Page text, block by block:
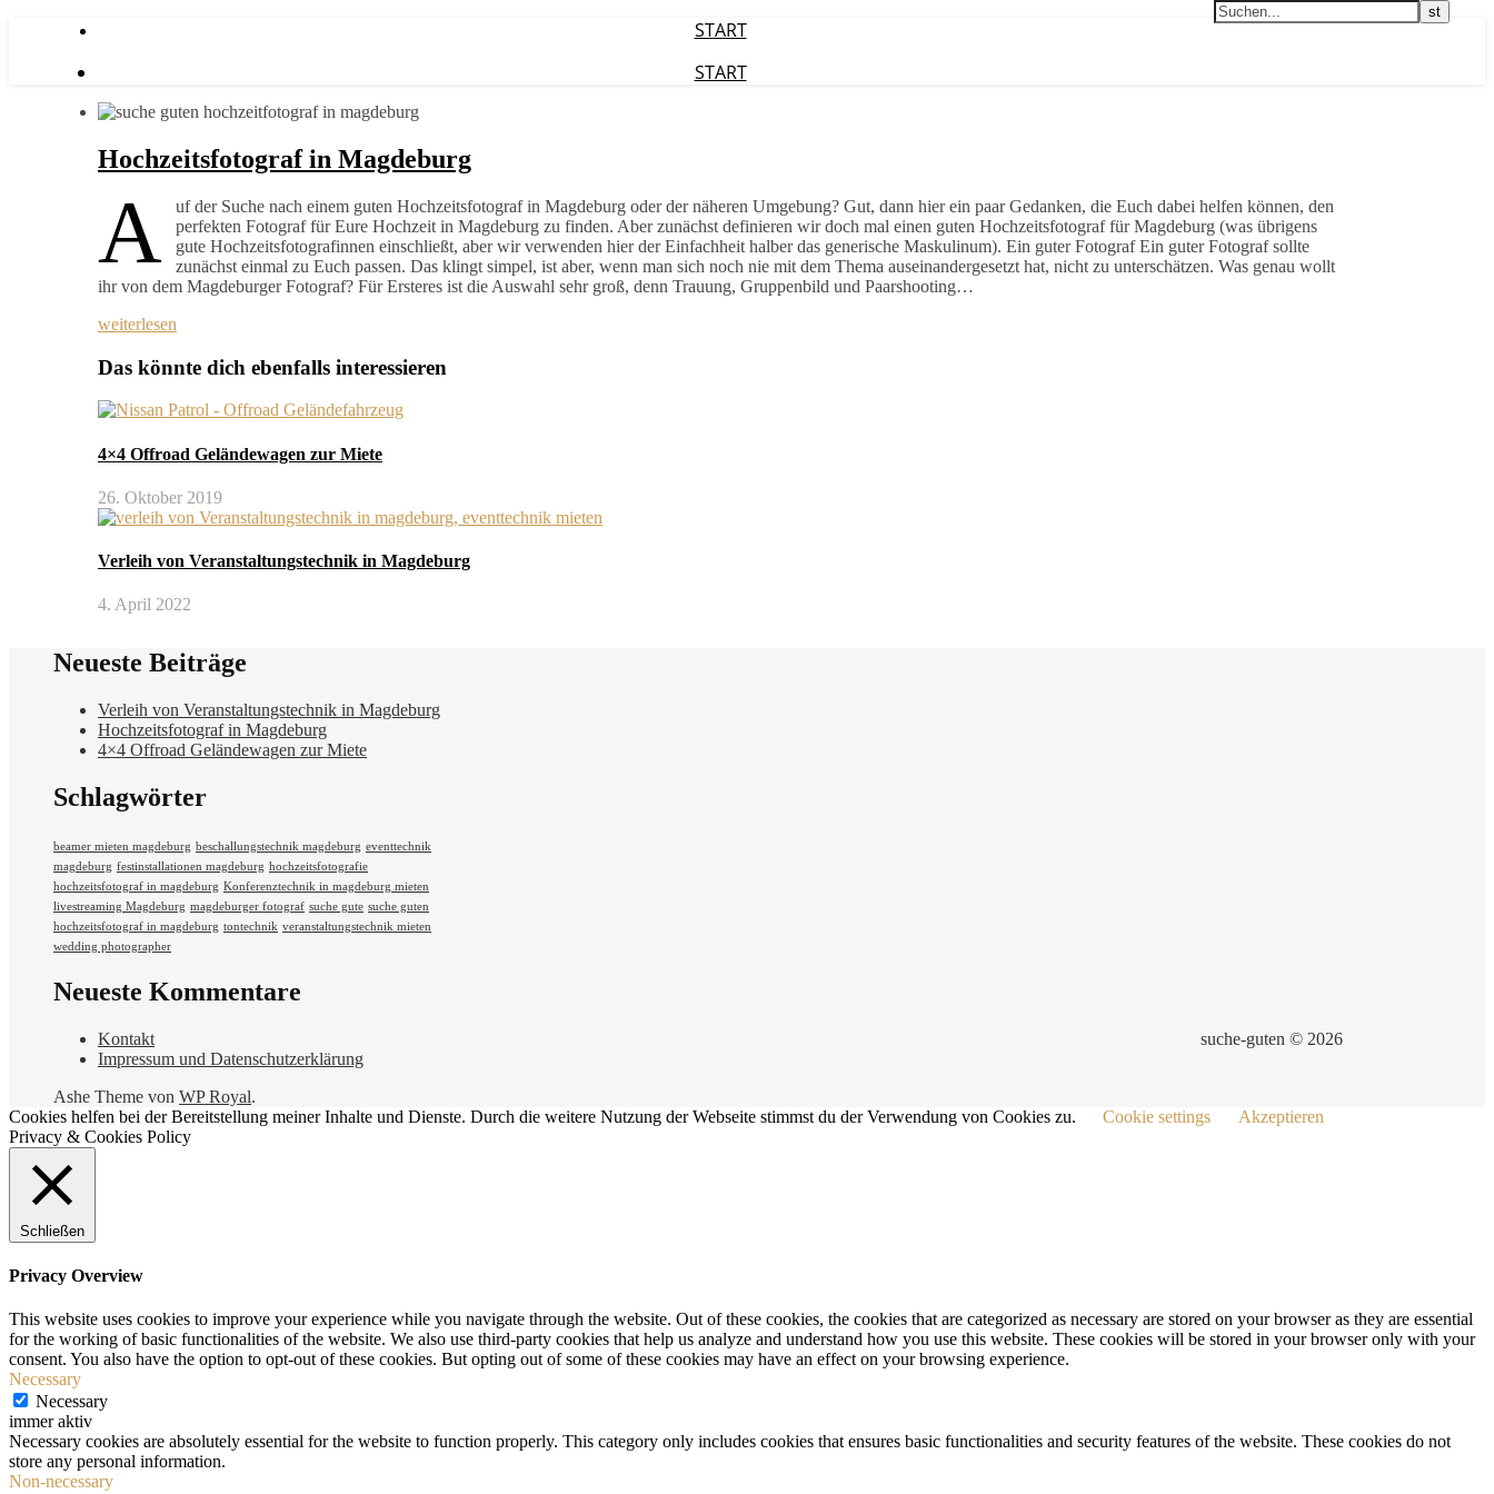
START
START
Hochzeitsfotograf in Magdeburg
A
uf der Suche nach einem guten Hochzeitsfotograf in Magdeburg oder der näheren Umgebung? Gut, dann hier ein paar Gedanken, die Euch dabei helfen können, den
perfekten Fotograf für Eure Hochzeit in Magdeburg zu finden. Aber zunächst definieren wir doch mal einen guten Hochzeitsfotograf für Magdeburg (was übrigens
gute Hochzeitsfotografinnen einschließt, aber wir verwenden hier der Einfachheit halber das generische Maskulinum). Ein guter Fotograf Ein guter Fotograf sollte
zunächst einmal zu Euch passen. Das klingt simpel, ist aber, wenn man sich noch nie mit dem Thema auseinandergesetzt hat, nicht zu unterschätzen. Was genau wollt
ihr von dem Magdeburger Fotograf? Für Ersteres ist die Auswahl sehr groß, denn Trauung, Gruppenbild und Paarshooting…
weiterlesen
Das könnte dich ebenfalls interessieren
4×4 Offroad Geländewagen zur Miete
26. Oktober 2019
Verleih von Veranstaltungstechnik in Magdeburg
4. April 2022
Neueste Beiträge
Verleih von Veranstaltungstechnik in Magdeburg
Hochzeitsfotograf in Magdeburg
4×4 Offroad Geländewagen zur Miete
Schlagwörter
beamer mieten magdeburg beschallungstechnik magdeburg eventtechnik
magdeburg festinstallationen magdeburg hochzeitsfotografie
hochzeitsfotograf in magdeburg Konferenztechnik in magdeburg mieten
livestreaming Magdeburg magdeburger fotograf suche gute suche guten
hochzeitsfotograf in magdeburg tontechnik veranstaltungstechnik mieten
wedding photographer
Neueste Kommentare
suche-guten © 2026
Kontakt
Impressum und Datenschutzerklärung
Ashe Theme von WP Royal.
Cookies helfen bei der Bereitstellung meiner Inhalte und Dienste. Durch die weitere Nutzung der Webseite stimmst du der Verwendung von Cookies zu.
Cookie settings
Akzeptieren
Privacy & Cookies Policy
Schließen
Privacy Overview
This website uses cookies to improve your experience while you navigate through the website. Out of these cookies, the cookies that are categorized as necessary are stored on your browser as they are essential
for the working of basic functionalities of the website. We also use third-party cookies that help us analyze and understand how you use this website. These cookies will be stored in your browser only with your
consent. You also have the option to opt-out of these cookies. But opting out of some of these cookies may have an effect on your browsing experience.
Necessary
Necessary
immer aktiv
Necessary cookies are absolutely essential for the website to function properly. This category only includes cookies that ensures basic functionalities and security features of the website. These cookies do not
store any personal information.
Non-necessary